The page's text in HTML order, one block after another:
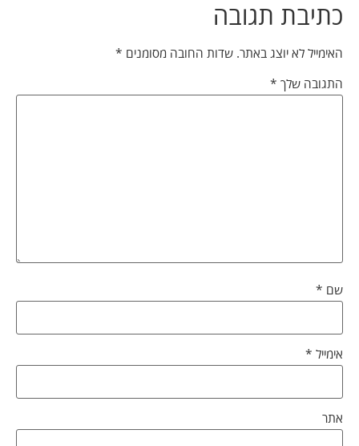
כתיבת תגובה
האימייל לא יוצג באתר. שדות החובה מסומנים *
התגובה שלך *
שם *
אימייל *
אתר